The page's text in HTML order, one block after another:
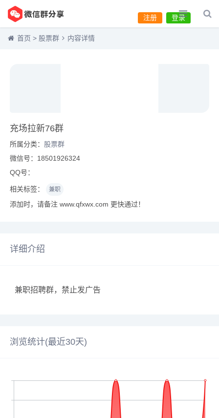
登录
注册
首页 > 股票群 内容详情
充场拉新76群
所属分类： 股票群
微信号：18501926324
QQ号：
相关标签： 兼职
添加时，请备注 www.qfxwx.com 更快通过！
详细介绍
兼职招聘群，禁止发广告
浏览统计(最近30天)